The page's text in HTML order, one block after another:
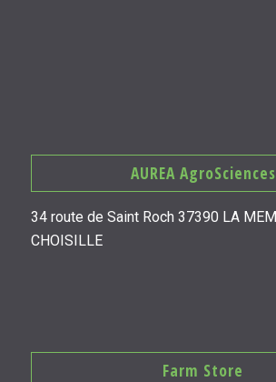
AUREA AgroSciences
34 route de Saint Roch 37390 LA
CHOISILLE
Farm Store